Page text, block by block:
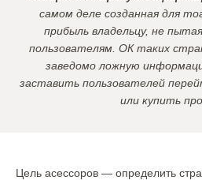
самом деле созданная для
прибыль владельцу, не
пользователям. ОК таких
заведомо ложную
заставить пользователей
или купить
Цель асессоров — определить